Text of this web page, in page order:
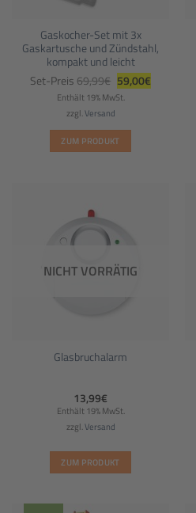
Gaskocher-Set mit 3x
Gaskartusche und Zündstahl,
kompakt und leicht
Set-Preis 69,99€ Ursprünglicher
Preis
war:
59,00€Aktueller
Preis
Enthält 19% MwSt.
zzgl.Versand
ZUM PRODUKT
NICHT VORRÄTIG
Glasbruchalarm
13,99€
Enthält 19% MwSt.
zzgl.Versand
ZUM PRODUKT